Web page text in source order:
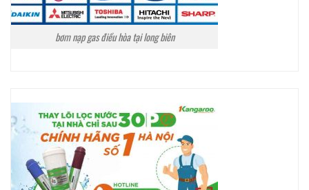
bơm nạp gas điều hòa tại long biên